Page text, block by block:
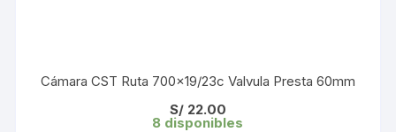
Cámara CST Ruta 700×19/23c Valvula Presta 60mm
S/22.00
8 disponibles